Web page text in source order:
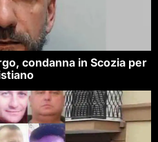
condanna in Scozia per